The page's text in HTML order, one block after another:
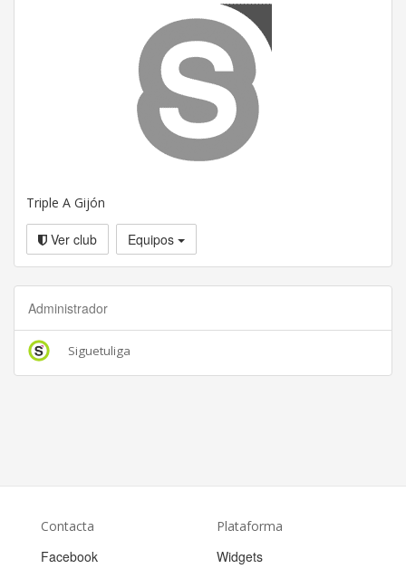
Triple A Gijón
Ver club Equipos
Administrador
Siguetuliga
Contacta
Facebook
Plataforma
Widgets